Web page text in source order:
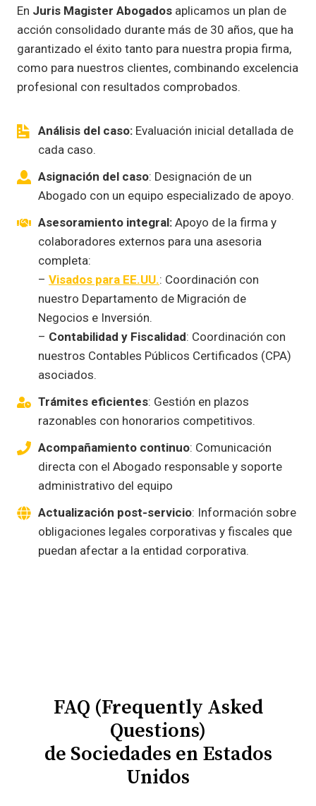
En Juris Magister Abogados aplicamos un plan de
acción consolidado durante más de 30 años, que ha
garantizado el éxito tanto para nuestra propia firma,
como para nuestros clientes, combinando excelencia
profesional con resultados comprobados.
Análisis del caso: Evaluación inicial detallada de
cada caso.
Asignación del caso: Designación de un
Abogado con un equipo especializado de apoyo.
Asesoramiento integral: Apoyo de la firma y
colaboradores externos para una asesoria
completa:
– Visados para EE.UU.: Coordinación con
nuestro Departamento de Migración de
Negocios e Inversión.
– Contabilidad y Fiscalidad: Coordinación con
nuestros Contables Públicos Certificados (CPA)
asociados.
Trámites eficientes: Gestión en plazos
razonables con honorarios competitivos.
Acompañamiento continuo: Comunicación
directa con el Abogado responsable y soporte
administrativo del equipo
Actualización post-servicio: Información sobre
obligaciones legales corporativas y fiscales que
puedan afectar a la entidad corporativa.
FAQ (Frequently Asked
Questions)
de Sociedades en Estados
Unidos